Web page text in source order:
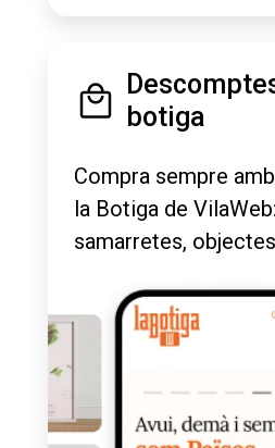
botiga
Compra sempre
la Botiga de
samarretes,